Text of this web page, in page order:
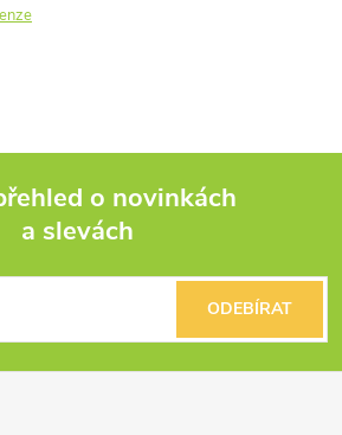
o novinkách
a slevách
ODEBÍRAT